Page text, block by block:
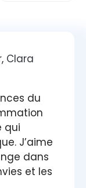
Clara
du
qui
J’aime
dans
et les